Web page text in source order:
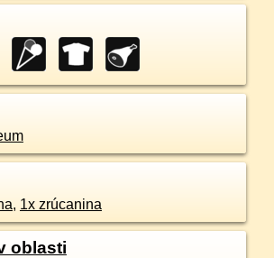
, 1x zrúcanina
oblasti